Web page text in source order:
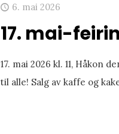
6. mai 2026
17. mai-
17. mai 2026 kl. 11, Håkon
til alle! Salg av kaffe og